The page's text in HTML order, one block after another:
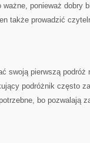
ponieważ dobry
także prowadzić
swoją pierwszą podróż
podróżnik często
bo pozwalają